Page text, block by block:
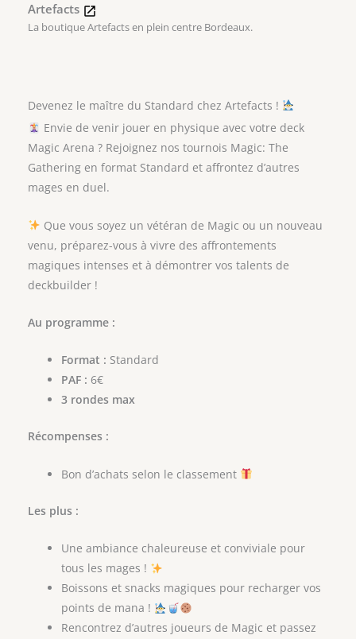
Artefacts
La boutique Artefacts en plein centre Bordeaux.
Devenez le maître du Standard chez Artefacts !
Envie de venir jouer en physique avec votre deck
Magic Arena ? Rejoignez nos tournois Magic: The
Gathering en format Standard et affrontez d’autres
mages en duel.
Que vous soyez un vétéran de Magic ou un nouveau
venu, préparez-vous à vivre des affrontements
magiques intenses et à démontrer vos talents de
deckbuilder !
Au programme :
Format : Standard
PAF : 6€
3 rondes max
Récompenses :
Bon d’achats selon le classement
Les plus :
Une ambiance chaleureuse et conviviale pour
tous les mages !
Boissons et snacks magiques pour recharger vos
points de mana !
Rencontrez d’autres joueurs de Magic et passez